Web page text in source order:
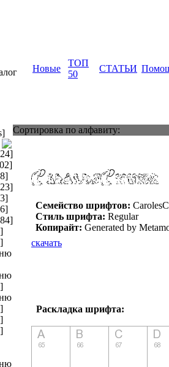
Новые
ТОП
50
СТАТЬИ
Сортировка по алфавиту:
Семейство шрифтов:
Стиль шрифта: Regular
Копирайт: Generated by
скачать
Раскладка шрифта: